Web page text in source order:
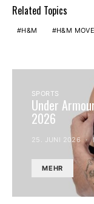
Related Topics
H&M H&M MOVE
SPORTS
Under
2026
25. JUNI 2026
MEHR